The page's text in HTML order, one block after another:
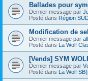
Ballades pour
Dernier message par
Posté dans Région
Modification de
Dernier message par
Posté dans La Wolf
[Vends] SYM
Dernier message par
Posté dans La Wolf